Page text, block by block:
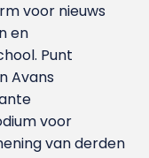
voor nieuws
en
Punt
Avans
voor
van derden